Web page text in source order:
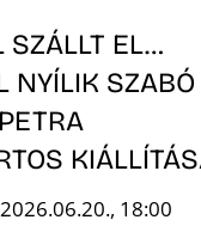
SZÁLLT EL…
NYÍLIK SZABÓ
18:00